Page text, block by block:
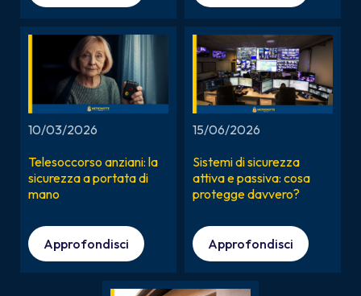
10/03/2026
Telesoccorso anziani: la
sicurezza a portata di
mano
Approfondisci
15/06/2026
Sistemi di sicurezza
attiva e passiva: cosa
protegge davvero?
Approfondisci